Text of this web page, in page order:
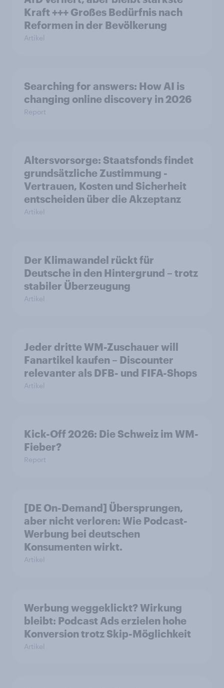
Kraft +++ Großes Bedürfnis nach
Reformen in der Bevölkerung
Artikel
Searching for answers: How AI is
changing online discovery in 2026
Report
Altersvorsorge: Staatsfonds findet
grundsätzliche Zustimmung -
Vertrauen, Kosten und Sicherheit
entscheiden über die Akzeptanz
Artikel
Der Klimawandel rückt für
Deutsche in den Hintergrund – trotz
stabiler Überzeugung
Artikel
Jeder dritte WM-Zuschauer will
Fanartikel kaufen – Discounter
relevanter als DFB- und FIFA-Shops
Artikel
Kick-Off 2026: Die Schweiz im WM-
Fieber?​
Report
[DE On-Demand] Übersprungen,
aber nicht verloren: Wie Podcast-
Werbung bei deutschen
Konsumenten wirkt.
Artikel
Werbung weggeklickt? Wirkung
bleibt: Podcast Ads erzielen hohe
Konversion trotz Skip-Möglichkeit
Artikel